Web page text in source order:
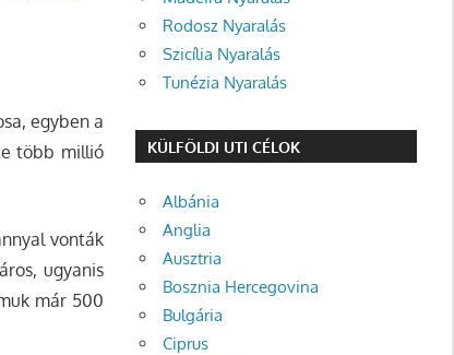
egyben a
több millió
vonták
ugyanis
már 500
Rodosz Nyaralás
Szicília Nyaralás
Tunézia Nyaralás
KÜLFÖLDI UTI CÉLOK
Albánia
Anglia
Ausztria
Bosznia Hercegovina
Bulgária
Ciprus